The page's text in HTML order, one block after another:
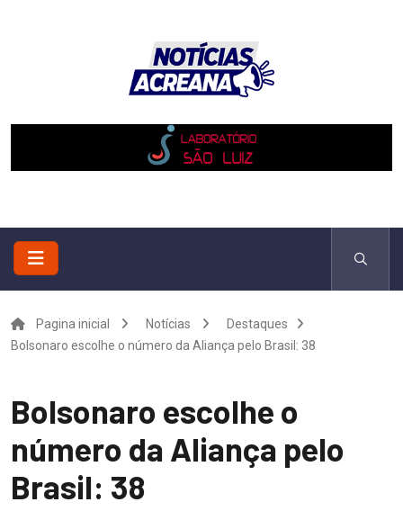
Pagina inicial Notícias
Destaques
Bolsonaro escolhe o número da Aliança pelo Brasil: 38
Bolsonaro escolhe o
número da Aliança pelo
Brasil: 38